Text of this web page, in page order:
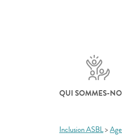
QUI SOMMES-
Inclusion ASBL>